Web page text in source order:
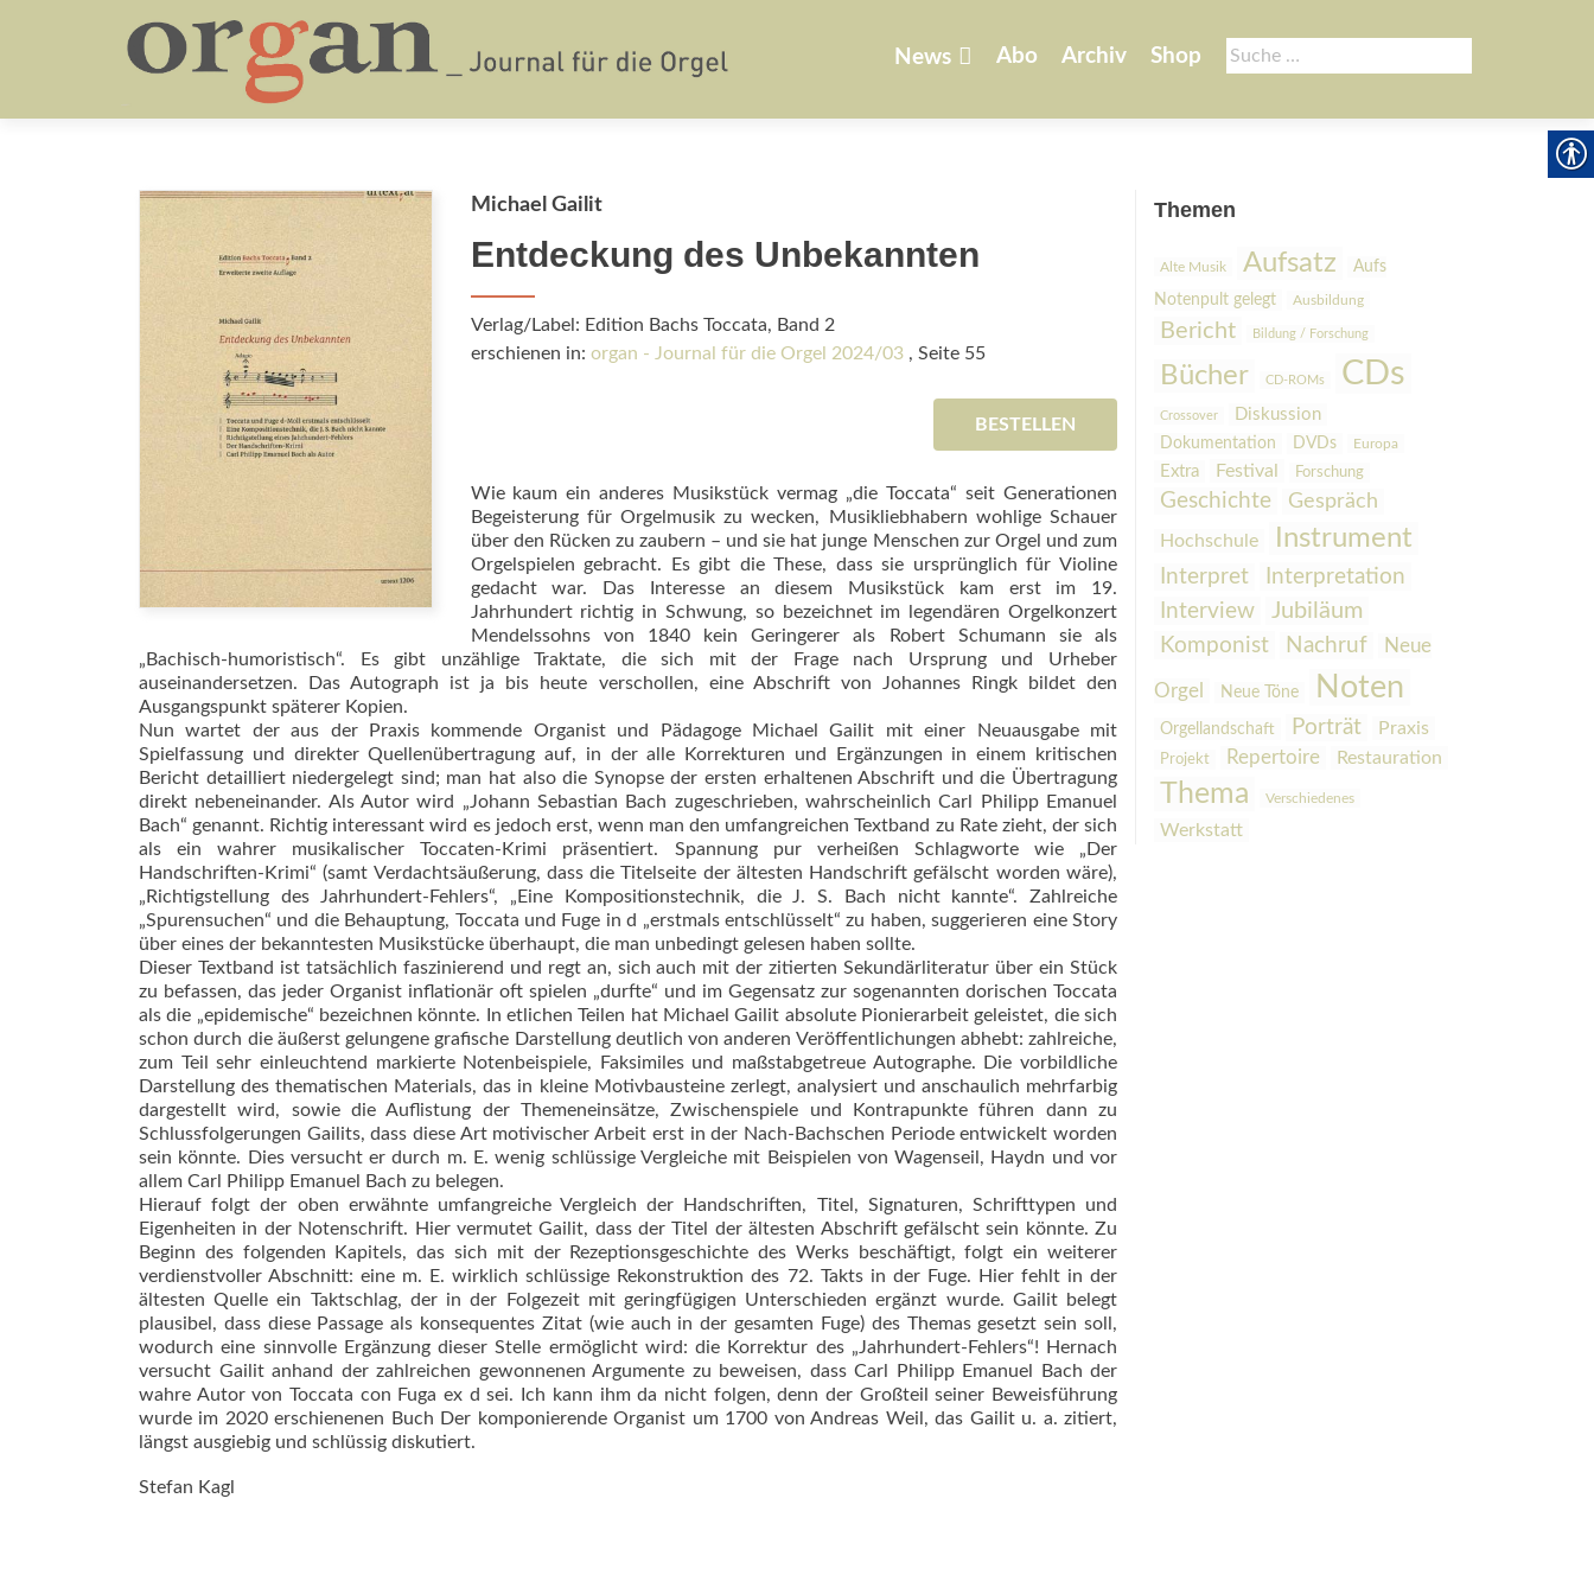
Suche
nach:
springen
News Abo Archiv Shop
Michael Gailit
Entdeckung des Unbekannten
Verlag/Label: Edition Bachs Toccata, Band 2
erschienen in: organ - Journal für die Orgel 2024/03, Seite 55
BESTELLEN
Wie kaum ein anderes Musikstück vermag „die Toccata“ seit Generationen
Begeisterung für Orgelmusik zu wecken, Musikliebhabern wohlige Schauer
über den Rücken zu zaubern – und sie hat junge Menschen zur Orgel und zum
Orgelspielen gebracht. Es gibt die These, dass sie ursprünglich für Violine
gedacht war. Das Interesse an diesem Musikstück kam erst im 19.
Jahrhundert richtig in Schwung, so bezeichnet im legendären Orgelkonzert
Mendelssohns von 1840 kein Geringerer als Robert Schumann sie als
„Bachisch-humoristisch“. Es gibt unzählige Traktate, die sich mit der Frage nach Ursprung und Urheber
auseinandersetzen. Das Autograph ist ja bis heute verschollen, eine Abschrift von Johannes Ringk bildet den
Ausgangspunkt späterer Kopien.
Nun wartet der aus der Praxis kommende Organist und Pädagoge Michael Gailit mit einer Neuausgabe mit
Spielfassung und direkter Quellenübertragung auf, in der alle Korrekturen und Ergänzungen in einem kritischen
Bericht detailliert niedergelegt sind; man hat also die Synopse der ersten erhaltenen Abschrift und die Übertragung
direkt nebeneinander. Als Autor wird „Johann Sebastian Bach zugeschrieben, wahrscheinlich Carl Philipp Emanuel
Bach“ genannt. Richtig interessant wird es jedoch erst, wenn man den umfangreichen Textband zu Rate zieht, der sich
als ein wahrer musikalischer Toccaten-Krimi präsentiert. Spannung pur verheißen Schlagworte wie „Der
Handschriften-Krimi“ (samt Verdachtsäußerung, dass die Titelseite der ältesten Handschrift gefälscht worden wäre),
„Richtigstellung des Jahrhundert-Fehlers“, „Eine Kompositionstechnik, die J. S. Bach nicht kannte“. Zahlreiche
„Spurensuchen“ und die Behauptung, Toccata und Fuge in d „erstmals entschlüsselt“ zu haben, suggerieren eine Story
über eines der bekanntesten Musikstücke überhaupt, die man unbedingt gelesen haben sollte.
Dieser Textband ist tatsächlich faszinierend und regt an, sich auch mit der zitierten Sekundär­literatur über ein Stück
zu befassen, das jeder Organist inflationär oft spielen „durfte“ und im Gegensatz zur sogenannten dorischen Toccata
als die „epidemische“ bezeichnen könnte. In etlichen Teilen hat Michael Gailit absolute Pionierarbeit geleistet, die sich
schon durch die äußerst gelungene grafische Darstellung deutlich von anderen Veröffentlichungen ab­hebt: zahlreiche,
zum Teil sehr einleuchtend markierte Notenbeispiele, Faksimiles und maß­stabgetreue Autographe. Die vorbildliche
Darstellung des thematischen Mate­rials, das in kleine Motivbausteine zerlegt, analysiert und anschaulich mehrfarbig
dargestellt wird, sowie die Auf­lis­tung der Themeneinsätze, Zwischenspiele und Kontrapunkte führen dann zu
Schlussfolgerungen Gai­lits, dass diese Art motivischer Arbeit erst in der Nach-Bachschen Periode entwi­ckelt worden
sein könnte. Dies versucht er durch m. E. wenig schlüssige Vergleiche mit Beispielen von Wagenseil, Haydn und vor
allem Carl Philipp Emanuel Bach zu belegen.
Hierauf folgt der oben erwähnte umfangreiche Vergleich der Handschriften, Titel, Signaturen, Schrifttypen und
Eigenheiten in der Notenschrift. Hier vermutet Gailit, dass der Titel der ältesten Abschrift gefälscht sein könnte. Zu
Beginn des folgenden Kapitels, das sich mit der Rezeptionsgeschichte des Werks beschäftigt, folgt ein weiterer
verdienstvoller Abschnitt: eine m. E. wirklich schlüssige Rekonstruktion des 72. Takts in der Fuge. Hier fehlt in der
ältesten Quelle ein Taktschlag, der in der Folgezeit mit geringfügigen Unterschieden ergänzt wurde. Gailit belegt
plausibel, dass diese Passage als konsequentes Zitat (wie auch in der gesamten Fuge) des Themas gesetzt sein soll,
wodurch eine sinnvolle Ergänzung dieser Stelle ermöglicht wird: die Korrektur des „Jahrhundert-Fehlers“! Hernach
versucht Gailit anhand der zahlreichen gewonnenen Argumente zu beweisen, dass Carl Philipp Emanuel Bach der
wahre Autor von Toccata con Fuga ex d sei. Ich kann ihm da nicht folgen, denn der Großteil seiner Beweisführung
wurde im 2020 erschienenen Buch Der komponierende Organist um 1700 von Andreas Weil, das Gailit u. a. zitiert,
längst ausgiebig und schlüssig diskutiert.
Stefan Kagl
Themen
Alte Musik Aufsatz
Aufs
Notenpult gelegt
Ausbildung
Bericht Bildung / Forschung
Bücher CD-ROMs CDs
Crossover Diskussion
Dokumentation DVDs Europa
Extra Festival Forschung
Geschichte Gespräch
Hochschule Instrument
Interpret
Interpretation
Interview
Jubiläum
Komponist
Nachruf Neue
Orgel Neue Töne Noten
Orgellandschaft Porträt Praxis
Projekt Repertoire Restauration
Thema Verschiedenes
Werkstatt